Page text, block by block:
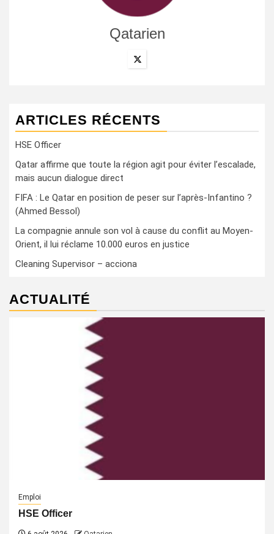
Qatarien
ARTICLES RÉCENTS
HSE Officer
Qatar affirme que toute la région agit pour éviter l’escalade,
mais aucun dialogue direct
FIFA : Le Qatar en position de peser sur l’après-Infantino ?
(Ahmed Bessol)
La compagnie annule son vol à cause du conflit au Moyen-
Orient, il lui réclame 10.000 euros en justice
Cleaning Supervisor – acciona
ACTUALITÉ
Emploi
HSE Officer